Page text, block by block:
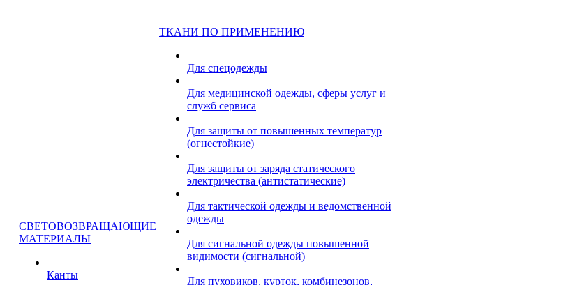
СВЕТОВОЗВРАЩАЮЩИЕ
МАТЕРИАЛЫ
Канты
ТКАНИ ПО ПРИМЕНЕНИЮ
Для спецодежды
Для медицинской одежды, сферы услуг и
служб сервиса
Для защиты от повышенных температур
(огнестойкие)
Для защиты от заряда статического
электричества (антистатические)
Для тактической одежды и ведомственной
одежды
Для сигнальной одежды повышенной
видимости (сигнальной)
Для пуховиков, курток, комбинезонов,